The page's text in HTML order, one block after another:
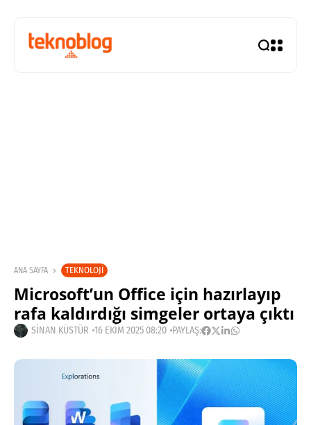
ANA SAYFA TEKNOLOJI
Microsoft’un Office için hazırlayıp
rafa kaldırdığı simgeler ortaya çıktı
SINAN KÜSTÜR 16 EKIM 2025 08:20 PAYLAŞ: